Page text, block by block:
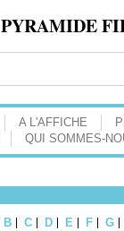
PYRAMIDE
A L'AFFICHE
QUI SOMMES-
B C D E F G